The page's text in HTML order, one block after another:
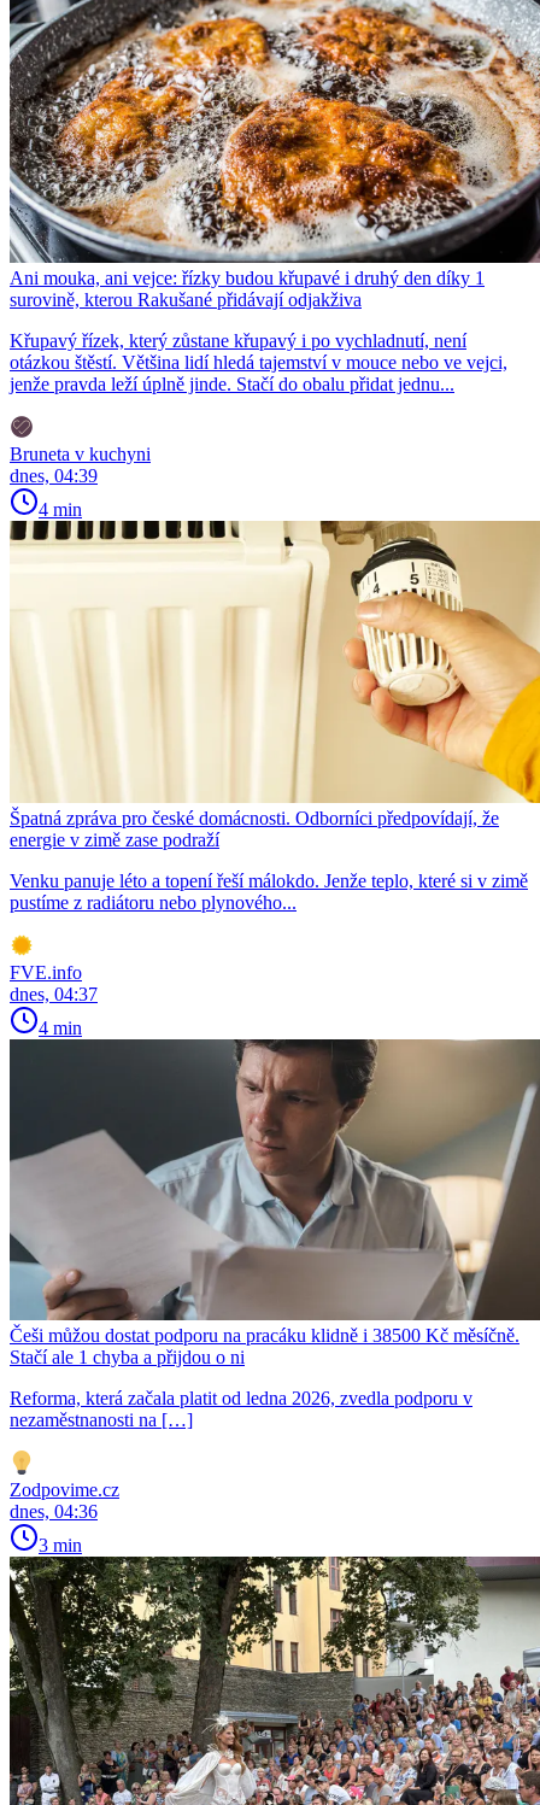
Ani mouka, ani vejce: řízky budou křupavé i druhý den díky 1
surovině, kterou Rakušané přidávají odjakživa
Křupavý řízek, který zůstane křupavý i po vychladnutí, není
otázkou štěstí. Většina lidí hledá tajemství v mouce nebo ve vejci,
jenže pravda leží úplně jinde. Stačí do obalu přidat jednu...
Bruneta v kuchyni
dnes, 04:39
4 min
Špatná zpráva pro české domácnosti. Odborníci předpovídají, že
energie v zimě zase podraží
Venku panuje léto a topení řeší málokdo. Jenže teplo, které si v zimě
pustíme z radiátoru nebo plynového...
FVE.info
dnes, 04:37
4 min
Češi můžou dostat podporu na pracáku klidně i 38500 Kč měsíčně.
Stačí ale 1 chyba a přijdou o ni
Reforma, která začala platit od ledna 2026, zvedla podporu v
nezaměstnanosti na […]
Zodpovime.cz
dnes, 04:36
3 min